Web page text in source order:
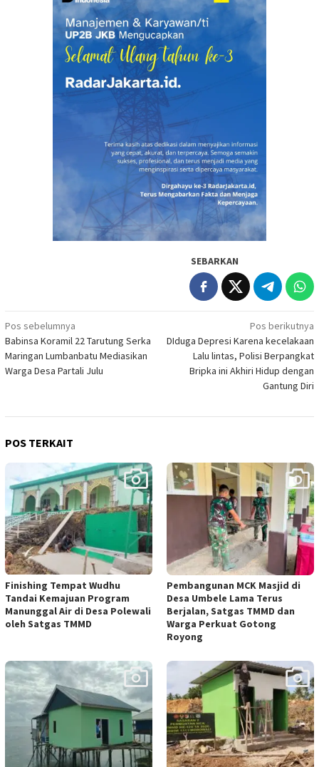
SEBARKAN
Navigasi
pos
Pos sebelumnya
Babinsa Koramil 22 Tarutung Serka
Maringan Lumbanbatu Mediasikan
Warga Desa Partali Julu
Pos berikutnya
DIduga Depresi Karena kecelakaan
Lalu lintas, Polisi Berpangkat
Bripka ini Akhiri Hidup dengan
Gantung Diri
POS TERKAIT
Finishing Tempat Wudhu
Tandai Kemajuan Program
Manunggal Air di Desa Polewali
oleh Satgas TMMD
Pembangunan MCK Masjid di
Desa Umbele Lama Terus
Berjalan, Satgas TMMD dan
Warga Perkuat Gotong
Royong